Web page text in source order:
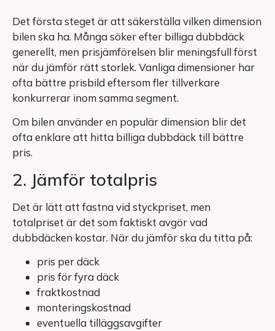
Det första steget är att säkerställa vilken dimension
bilen ska ha. Många söker efter billiga dubbdäck
generellt, men prisjämförelsen blir meningsfull först
när du jämför rätt storlek. Vanliga dimensioner har
ofta bättre prisbild eftersom fler tillverkare
konkurrerar inom samma segment.
Om bilen använder en populär dimension blir det
ofta enklare att hitta billiga dubbdäck till bättre
pris.
2. Jämför totalpris
Det är lätt att fastna vid styckpriset, men
totalpriset är det som faktiskt avgör vad
dubbdäcken kostar. När du jämför ska du titta på:
pris per däck
pris för fyra däck
fraktkostnad
monteringskostnad
eventuella tilläggsavgifter